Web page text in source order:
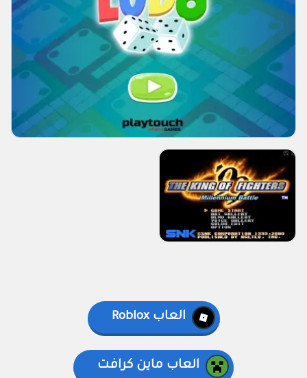
العاب Roblox
العاب ماين كرافت